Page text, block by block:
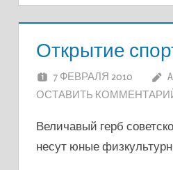
Открытие
7 ФЕВРАЛЯ 2010
ОСТАВИТЬ
Величавый герб
несут юные